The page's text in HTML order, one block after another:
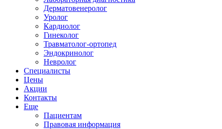
Дерматовенеролог
Уролог
Кардиолог
Гинеколог
Травматолог-ортопед
Эндокринолог
Невролог
Специалисты
Цены
Акции
Контакты
Еще
Пациентам
Правовая информация